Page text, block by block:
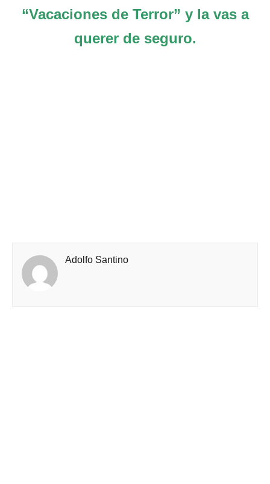
“Vacaciones de Terror” y la vas a
querer de seguro.
Adolfo Santino